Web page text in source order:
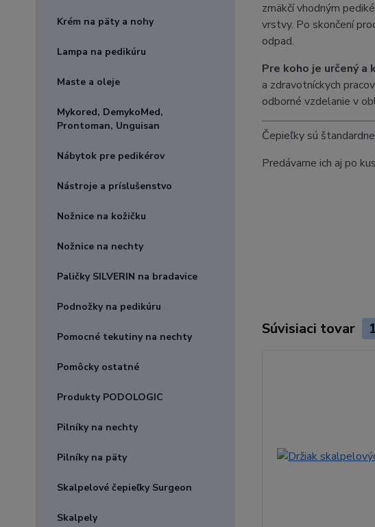
Krém na päty a nohy
Lampa na pedikúru
Maste a oleje
Mykored, DemykoMed,
Prontoman, Unguisan
Nábytok pre pedikérov
Nástroje a príslušenstvo
Nožnice na kožičku
Nožnice na nechty
Paličky SILVERIN na bradavice
Podnožky na pedikúru
Pomocné tekutiny na nechty
Pomôcky ostatné
Produkty PODOLOGIC
Pilníky na nechty
Pilníky na päty
Skalpelové čepieľky Surgeon
Skalpely
zmäkčí vhodným
vrstvy. Po skončení
odpad.
Pre koho je určený a
a zdravotníckych
odborné vzdelanie v
Čepieľky sú
Predávame ich aj po
Súvisiaci tovar